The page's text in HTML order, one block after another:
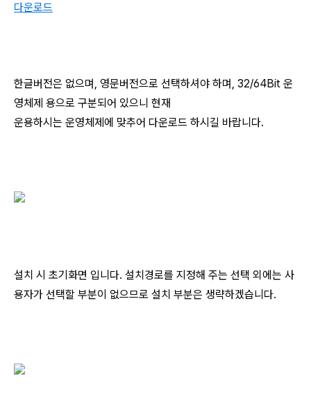
다운로드
한글버전은 없으며, 영문버전으로 선택하셔야 하며, 32/64Bit 운
영체제 용으로 구분되어 있으니 현재
운용하시는 운영체제에 맞추어 다운로드 하시길 바랍니다.
설치 시 초기화면 입니다. 설치경로를 지정해 주는 선택 외에는 사
용자가 선택할 부분이 없으므로 설치 부분은 생략하겠습니다.